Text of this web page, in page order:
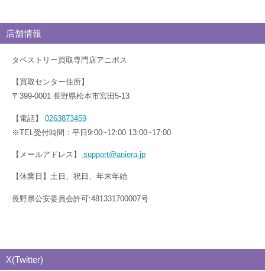
店舗情報
タペストリー買取専門店アニポス
【買取センター住所】
〒399-0001 長野県松本市宮田5-13
【電話】 0263873459
※TEL受付時間：平日9:00~12:00 13:00~17:00
【メールアドレス】 support@aniera.jp
【休業日】土日、祝日、年末年始
長野県公安委員会許可:481331700007号
X(Twitter)